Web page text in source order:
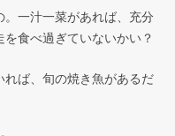
一汁一菜があれば、充分
食べ過ぎていないかい？
れば、旬の焼き魚があるだ